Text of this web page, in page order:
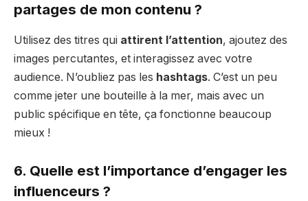
partages de mon contenu ?
Utilisez des titres qui attirent l’attention, ajoutez des
images percutantes, et interagissez avec votre
audience. N’oubliez pas les hashtags. C’est un peu
comme jeter une bouteille à la mer, mais avec un
public spécifique en tête, ça fonctionne beaucoup
mieux !
6. Quelle est l’importance d’engager les
influenceurs ?